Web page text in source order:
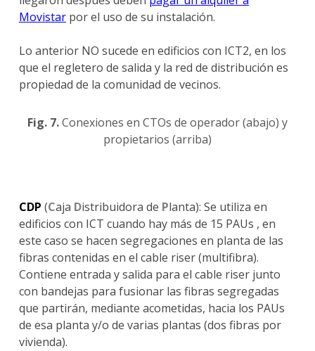
Movistarpor el uso de su instalación.
Lo anterior NO sucede en edificios con ICT2, en los
que el regletero de salida y la red de distribución es
propiedad de la comunidad de vecinos.
Fig. 7.Conexiones en CTOs de operador (abajo) y
propietarios (arriba)
CDP (Caja Distribuidora de Planta): Se utiliza en
edificios con ICT cuando hay más de 15 PAUs , en
este caso se hacen segregaciones en planta de las
fibras contenidas en el cable riser (multifibra).
Contiene entrada y salida para el cable riser junto
con bandejas para fusionar las fibras segregadas
que partirán, mediante acometidas, hacia los PAUs
de esa planta y/o de varias plantas (dos fibras por
vivienda).